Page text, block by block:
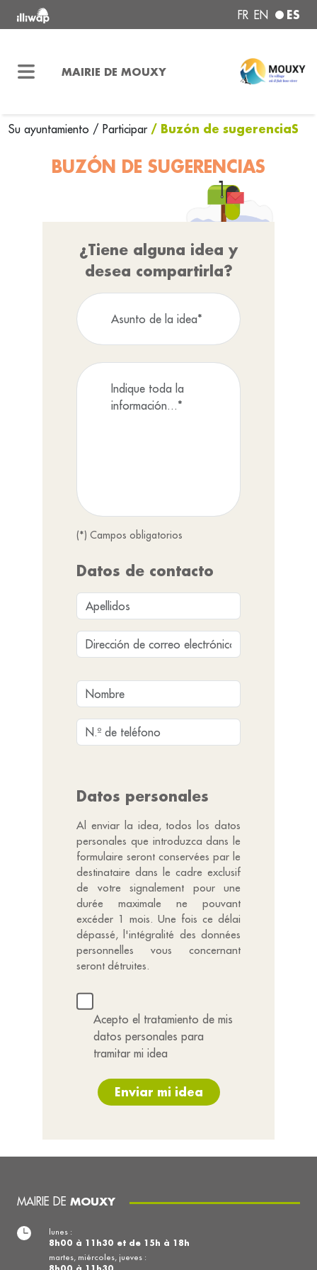
FR EN ES
MAIRIE DE MOUXY
Su ayuntamiento / Participar / Buzón de sugerenciaS
BUZÓN DE SUGERENCIAS
¿Tiene alguna idea y
desea compartirla?
(*) Campos obligatorios
Datos de contacto
Datos personales
Al enviar la idea, todos los datos
personales que introduzca dans le
formulaire seront conservées par le
destinataire dans le cadre exclusif
de votre signalement pour une
durée maximale ne pouvant
excéder 1 mois. Une fois ce délai
dépassé, l'intégralité des données
personnelles vous concernant
seront détruites.
Acepto el tratamiento de mis
datos personales para
tramitar mi idea
Enviar mi idea
MAIRIE DE MOUXY
lunes :
8h00 à 11h30 et de 15h à 18h
martes, miércoles, jueves :